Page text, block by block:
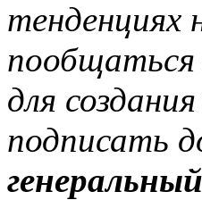
тенденциях
пообщаться
для
подписать